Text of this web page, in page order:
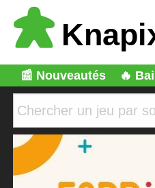
📰 Nouveautés 🔥